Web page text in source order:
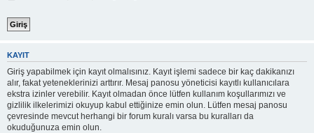
KAYIT
Giriş yapabilmek için kayıt olmalısınız. Kayıt işlemi sadece bir kaç dakikanızı
alır, fakat yeteneklerinizi arttırır. Mesaj panosu yöneticisi kayıtlı kullanıcılara
ekstra izinler verebilir. Kayıt olmadan önce lütfen kullanım koşullarımızı ve
gizlilik ilkelerimizi okuyup kabul ettiğinize emin olun. Lütfen mesaj panosu
çevresinde mevcut herhangi bir forum kuralı varsa bu kuralları da
okuduğunuza emin olun.